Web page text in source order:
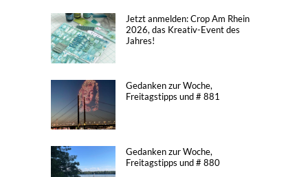
Jetzt anmelden: Crop Am Rhein
2026, das Kreativ-Event des
Jahres!
Gedanken zur Woche,
Freitagstipps und # 881
Gedanken zur Woche,
Freitagstipps und # 880